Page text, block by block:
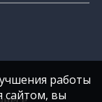
работы
сайтом, вы